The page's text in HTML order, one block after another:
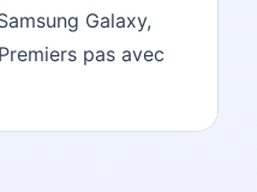
Galaxy,
Premiers pas avec